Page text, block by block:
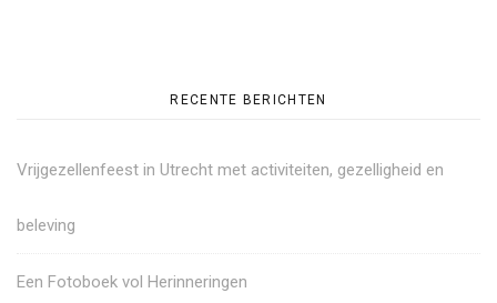
RECENTE BERICHTEN
Vrijgezellenfeest in Utrecht met activiteiten, gezelligheid en
beleving
Een Fotoboek vol Herinneringen